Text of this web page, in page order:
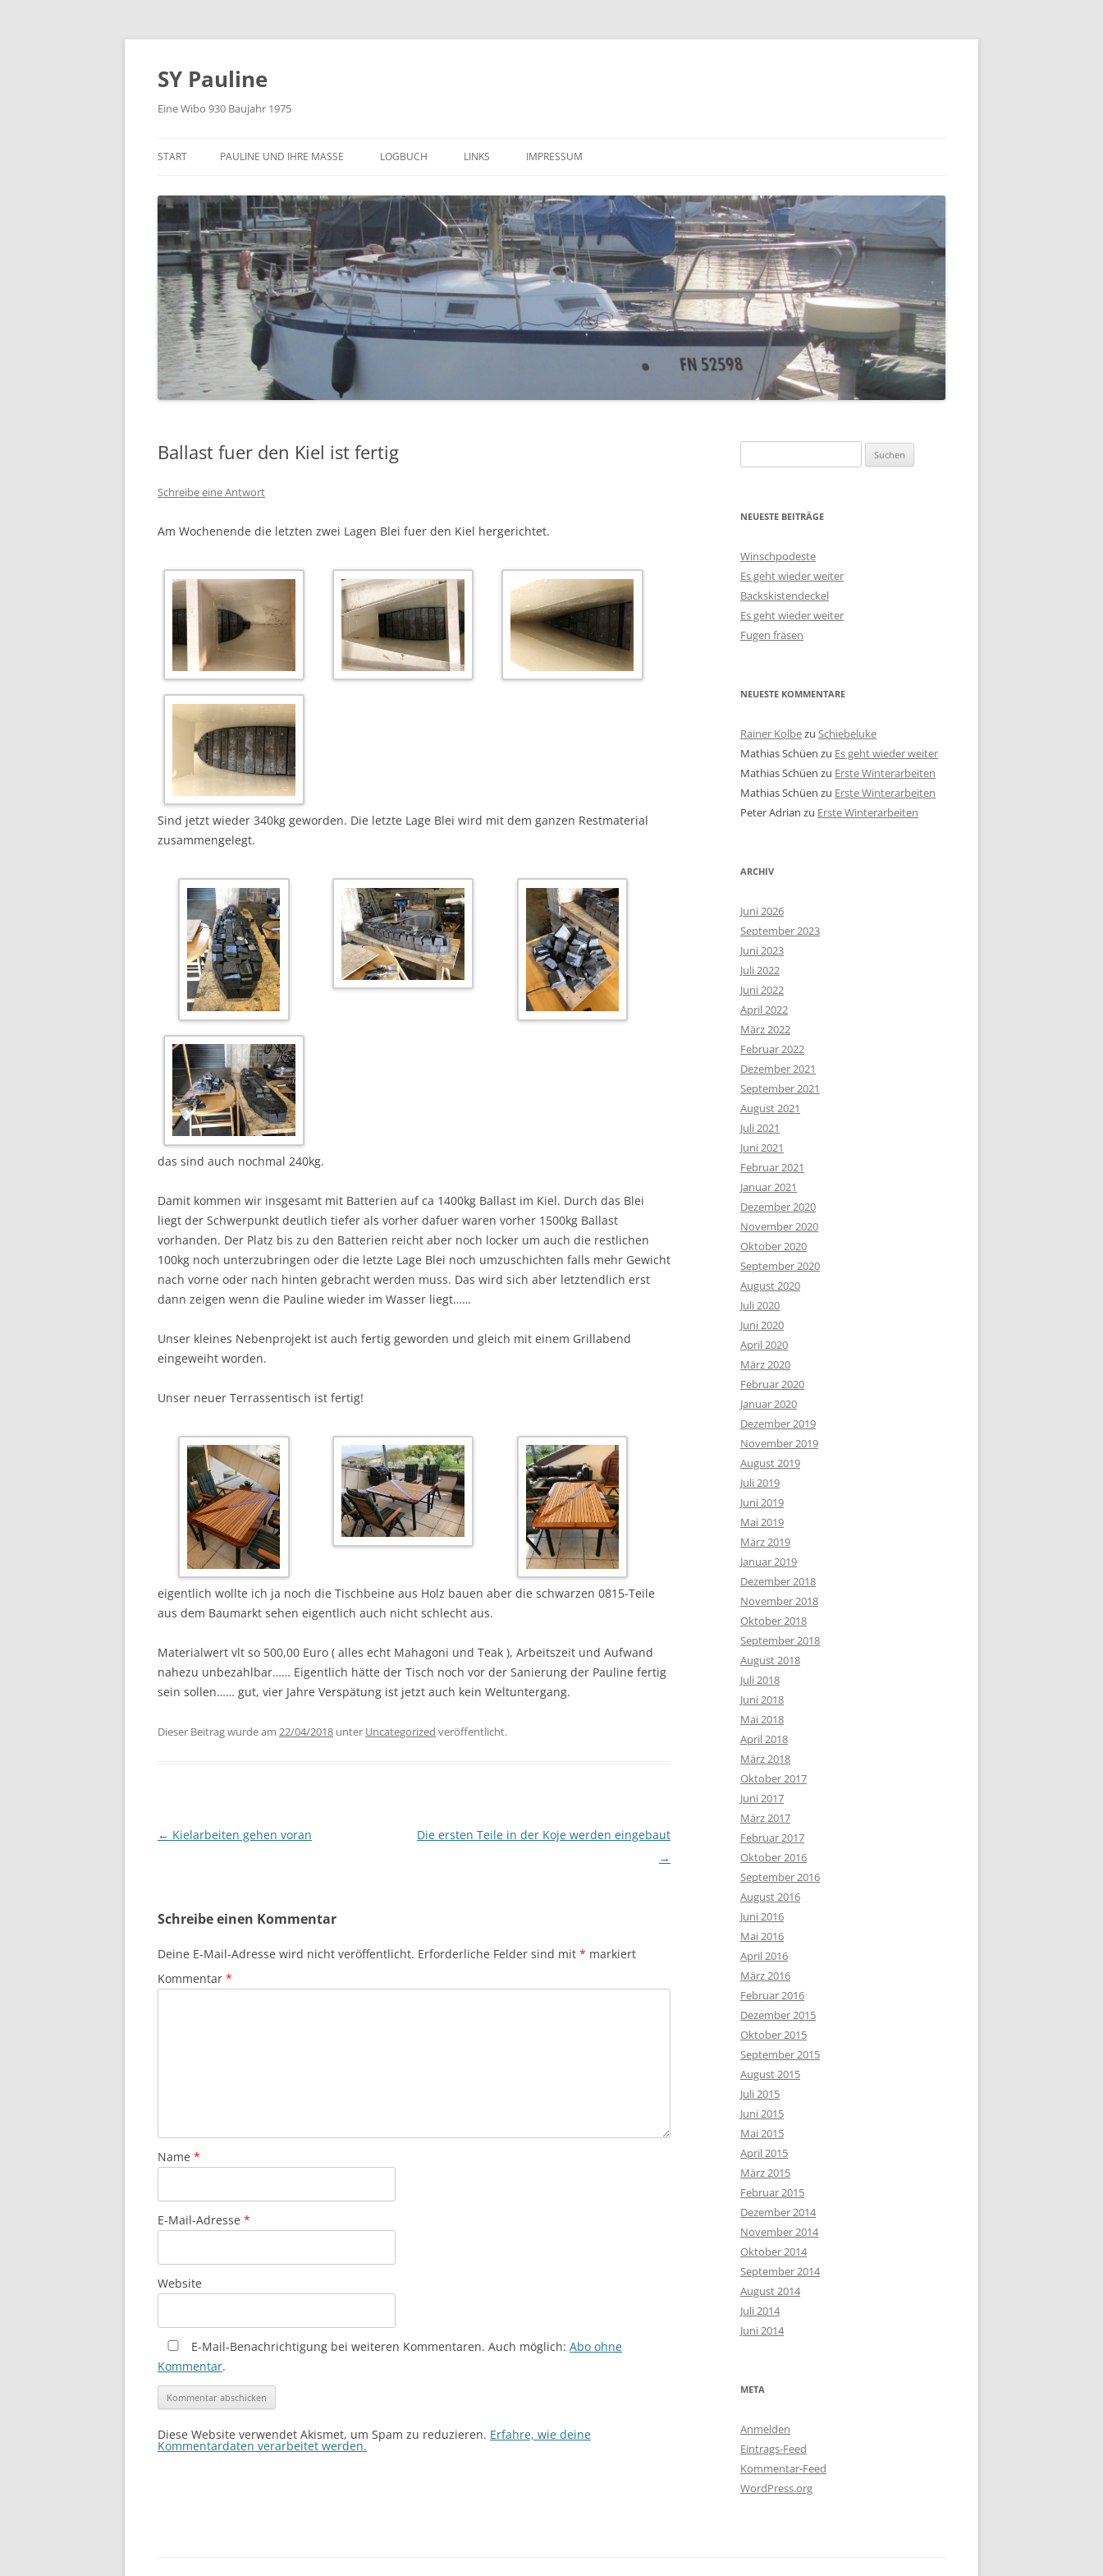
Zum
SY Pauline
Eine Wibo 930 Baujahr 1975
START PAULINE UND IHRE MASSE LOGBUCH
WEITERE IMPRESSIONEN ( APRIL –
JUNI 2014 )
DER TRANSPORT IN DIE
HEIMISCHE SCHEUNE (30. JUNI
2014)
LINKS IMPRESSUM
Ballast fuer den Kiel ist fertig
Schreibe eine Antwort
Am Wochenende die letzten zwei Lagen Blei fuer den Kiel hergerichtet.
Sind jetzt wieder 340kg geworden. Die letzte Lage Blei wird mit dem ganzen Restmaterial
zusammengelegt.
das sind auch nochmal 240kg.
Damit kommen wir insgesamt mit Batterien auf ca 1400kg Ballast im Kiel. Durch das Blei
liegt der Schwerpunkt deutlich tiefer als vorher dafuer waren vorher 1500kg Ballast
vorhanden. Der Platz bis zu den Batterien reicht aber noch locker um auch die restlichen
100kg noch unterzubringen oder die letzte Lage Blei noch umzuschichten falls mehr Gewicht
nach vorne oder nach hinten gebracht werden muss. Das wird sich aber letztendlich erst
dann zeigen wenn die Pauline wieder im Wasser liegt……
Unser kleines Nebenprojekt ist auch fertig geworden und gleich mit einem Grillabend
eingeweiht worden.
Unser neuer Terrassentisch ist fertig!
eigentlich wollte ich ja noch die Tischbeine aus Holz bauen aber die schwarzen 0815-Teile
aus dem Baumarkt sehen eigentlich auch nicht schlecht aus.
Materialwert vlt so 500,00 Euro ( alles echt Mahagoni und Teak ), Arbeitszeit und Aufwand
nahezu unbezahlbar…… Eigentlich hätte der Tisch noch vor der Sanierung der Pauline fertig
sein sollen…… gut, vier Jahre Verspätung ist jetzt auch kein Weltuntergang.
Dieser Beitrag wurde am 22/04/2018 unter Uncategorized veröffentlicht.
Beitragsnavigation
← Kielarbeiten gehen voran
Die ersten Teile in der Koje werden eingebaut
→
Schreibe einen Kommentar
Deine E-Mail-Adresse wird nicht veröffentlicht. Erforderliche Felder sind mit * markiert
Kommentar *
Name *
E-Mail-Adresse *
Website
E-Mail-Benachrichtigung bei weiteren Kommentaren. Auch möglich: Abo ohne
Kommentar.
Diese Website verwendet Akismet, um Spam zu reduzieren. Erfahre, wie deine
Kommentardaten verarbeitet werden.
nach:
NEUESTE BEITRÄGE
Winschpodeste
Es geht wieder weiter
Backskistendeckel
Es geht wieder weiter
Fugen fräsen
NEUESTE KOMMENTARE
Rainer Kolbezu Schiebeluke
Mathias Schüen zu Es geht wieder weiter
Mathias Schüen zu Erste Winterarbeiten
Mathias Schüen zu Erste Winterarbeiten
Peter Adrian zu Erste Winterarbeiten
ARCHIV
Juni 2026
September 2023
Juni 2023
Juli 2022
Juni 2022
April 2022
März 2022
Februar 2022
Dezember 2021
September 2021
August 2021
Juli 2021
Juni 2021
Februar 2021
Januar 2021
Dezember 2020
November 2020
Oktober 2020
September 2020
August 2020
Juli 2020
Juni 2020
April 2020
März 2020
Februar 2020
Januar 2020
Dezember 2019
November 2019
August 2019
Juli 2019
Juni 2019
Mai 2019
März 2019
Januar 2019
Dezember 2018
November 2018
Oktober 2018
September 2018
August 2018
Juli 2018
Juni 2018
Mai 2018
April 2018
März 2018
Oktober 2017
Juni 2017
März 2017
Februar 2017
Oktober 2016
September 2016
August 2016
Juni 2016
Mai 2016
April 2016
März 2016
Februar 2016
Dezember 2015
Oktober 2015
September 2015
August 2015
Juli 2015
Juni 2015
Mai 2015
April 2015
März 2015
Februar 2015
Dezember 2014
November 2014
Oktober 2014
September 2014
August 2014
Juli 2014
Juni 2014
META
Anmelden
Eintrags-Feed
Kommentar-Feed
WordPress.org